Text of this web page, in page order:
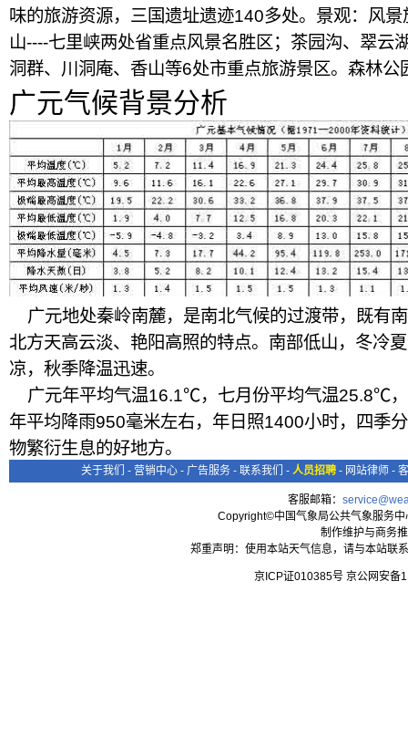
味的旅游资源，三国遗址遗迹140多处。景观：风
山----七里峡两处省重点风景名胜区；茶园沟、翠云
洞群、川洞庵、香山等6处市重点旅游景区。森林公
广元气候背景分析
广元地处秦岭南麓，是南北气候的过渡带，既有
北方天高云淡、艳阳高照的特点。南部低山，冬冷
凉，秋季降温迅速。
广元年平均气温16.1℃，七月份平均气温25.8℃
年平均降雨950毫米左右，年日照1400小时，四季
物繁衍生息的好地方。
关于我们 - 营销中心 - 广告服务 - 联系我们 - 人员招聘 - 网站律师 -
客服邮箱：
Copyright©中国气象局公共气象服务
制作维护与商务
郑重声明：使用本站天气信息，请与本站联
京ICP证010385号 京公网安备